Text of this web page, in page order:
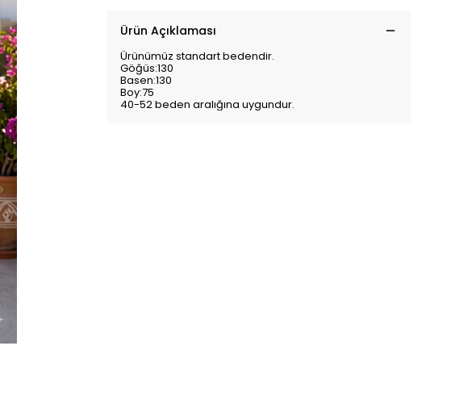
Ürün Açıklaması
Ürünümüz standart bedendir.
Göğüs:130
Basen:130
Boy:75
40-52 beden aralığına uygundur.